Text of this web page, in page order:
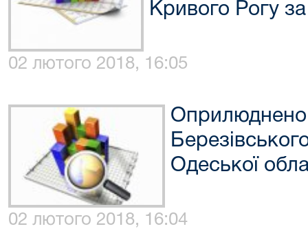
Кривого Рогу
02 лютого 2018, 16:05
Оприлюднено
Одеської
02 лютого 2018, 16:04